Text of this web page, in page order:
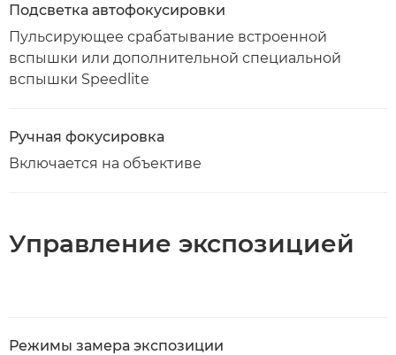
Подсветка автофокусировки
Пульсирующее срабатывание встроенной
вспышки или дополнительной специальной
вспышки Speedlite
Ручная фокусировка
Включается на объективе
Управление экспозицией
Режимы замера экспозиции